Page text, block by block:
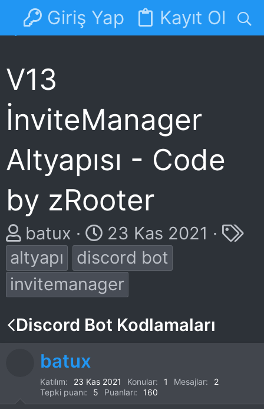
Forumlar Discord
Giriş Yap Kayıt Ol
V13
İnviteManager
Altyapısı - Code
by zRooter
K
o
n
u
y
a
batux
B
a
ş
l
a
g
ı
23 Kas 2021
E
altyapı
discord bot
invitemanager
Discord Bot Kodlamaları
batux
Katılım 23 Kas 2021 Konular 1 Mesajlar
2
Tepki puanı
5 Puanları 160